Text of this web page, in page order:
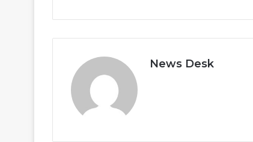
News Desk